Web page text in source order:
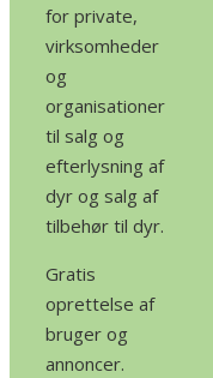
for private,
virksomheder
og
organisationer
til salg og
efterlysning af
dyr og salg af
tilbehør til dyr.
Gratis
oprettelse af
bruger og
annoncer.